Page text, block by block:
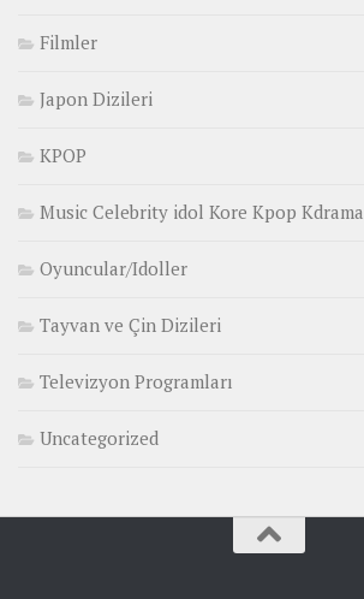
Filmler
Japon Dizileri
KPOP
Music Celebrity idol Kore Kpop Kdrama
Oyuncular/Idoller
Tayvan ve Çin Dizileri
Televizyon Programları
Uncategorized